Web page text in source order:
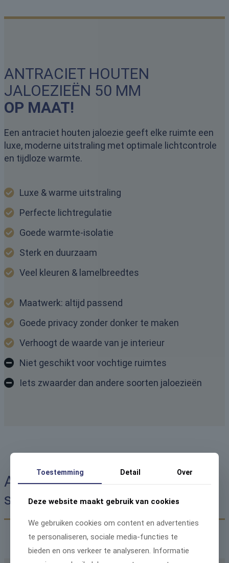
ANTRACIET HOUTEN
JALOEZIEËN 50 MM
OP MAAT!
Een antraciet houten jaloezie geeft elke ruimte een
luxe, moderne uitstraling met optimale lichtcontrole
en tijdloze warmte.
Luxe & warme uitstraling
Perfecte lichtregulatie
Goede warmte-isolatie
Sterk en duurzaam
Veel kleuren & lamelbreedtes
Maatwerk: altijd passend
Goede privacy zonder donker te maken
Verhoogt de waarde van je interieur
Niet geschikt voor vochtige ruimtes
Iets zwaarder dan andere soorten jaloezieën
Antraciet houten jaloezieën
specificaties
Toestemming Detail Over
Deze website maakt gebruik van cookies
We gebruiken cookies om content en advertenties
te personaliseren, sociale media-functies te
bieden en ons verkeer te analyseren. Informatie